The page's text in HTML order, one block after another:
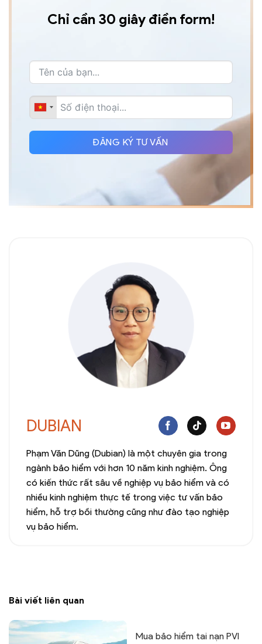
Chỉ cần 30 giây điền form!
ĐĂNG KÝ TƯ VẤN
DUBIAN
Phạm Văn Dũng (Dubian) là một chuyên gia trong
ngành bảo hiểm với hơn 10 năm kinh nghiệm. Ông
có kiến thức rất sâu về nghiệp vụ bảo hiểm và có
nhiều kinh nghiệm thực tế trong việc tư vấn bảo
hiểm, hỗ trợ bồi thường cũng như đào tạo nghiệp
vụ bảo hiểm.
Bài viết liên quan
Mua bảo hiểm tai nạn PVI